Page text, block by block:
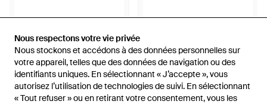
Nous respectons votre vie privée
Nous stockons et accédons à des données personnelles sur
votre appareil, telles que des données de navigation ou des
identifiants uniques. En sélectionnant « J’accepte », vous
autorisez l’utilisation de technologies de suivi. En sélectionnant
« Tout refuser » ou en retirant votre consentement, vous les
Nous respectons votre vie privée
Nous stockons et accédons à des données personnelles sur
votre appareil, telles que des données de navigation ou des
identifiants uniques. En sélectionnant « J’accepte », vous
autorisez l’utilisation de technologies de suivi. En sélectionnant
« Tout refuser » ou en retirant votre consentement, vous les
740 €
Philipp Plein
Baskets Basses En Cuir De
Veau Avec Imprimé Graphique
- Blanc
De GIGLIO.COM
RÉDUCTION
Philipp Plein
Baskets Basses En Cuir De
Veau À Monogramme Avec
Logo Hexagon - Blanc
De GIGLIO.COM
RÉDUCTION